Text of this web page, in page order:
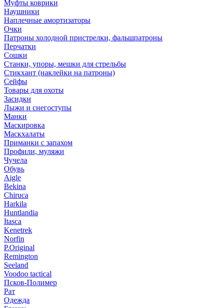
Муфты коврики
Наушники
Наплечные амортизаторы
Очки
Патроны холодной пристрелки, фальшпатроны
Перчатки
Сошки
Станки, упоры, мешки для стрельбы
Стикхант (наклейки на патроны)
Сейфы
Товары для охоты
Засидки
Лыжи и снегоступы
Манки
Маскировка
Маскхалаты
Приманки с запахом
Профили, муляжи
Чучела
Обувь
Aigle
Bekina
Chiruсa
Harkila
Huntlandia
Itasca
Kenetrek
Norfin
P.Original
Remington
Seeland
Voodoo tactical
Псков-Полимер
Рат
Одежда